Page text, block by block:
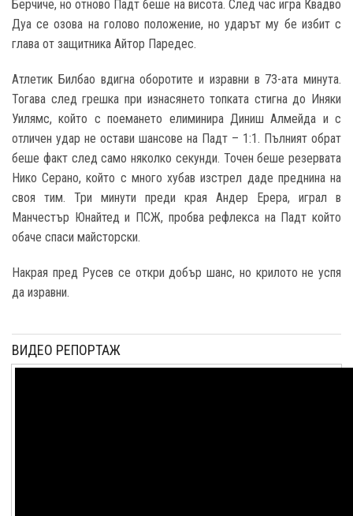
Берчиче, но отново Падт беше на висота. След час игра Квадво
Дуа се озова на голово положение, но ударът му бе избит с
глава от защитника Айтор Паредес.
Атлетик Билбао вдигна оборотите и изравни в 73-ата минута.
Тогава след грешка при изнасянето топката стигна до Иняки
Уилямс, който с поемането елиминира Диниш Алмейда и с
отличен удар не остави шансове на Падт – 1:1. Пълният обрат
беше факт след само няколко секунди. Точен беше резервата
Нико Серано, който с много хубав изстрел даде преднина на
своя тим. Три минути преди края Андер Ерера, играл в
Манчестър Юнайтед и ПСЖ, пробва рефлекса на Падт който
обаче спаси майсторски.
Накрая пред Русев се откри добър шанс, но крилото не успя
да изравни.
ВИДЕО РЕПОРТАЖ